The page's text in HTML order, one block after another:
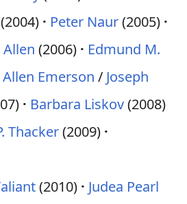
(2004) Peter Naur(2005)
Allen (2006)
Edmund M.
Allen Emerson / Joseph
Barbara Liskov(2008)
Thacker(2009)
(2010)
Judea Pearl